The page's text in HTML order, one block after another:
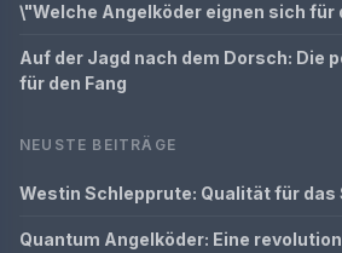
\"Welche Angelköder eignen sich
Auf der Jagd nach dem Dorsch: Die
für den Fang
NEUSTE BEITRÄGE
Westin Schlepprute: Qualität für das
Quantum Angelköder: Eine